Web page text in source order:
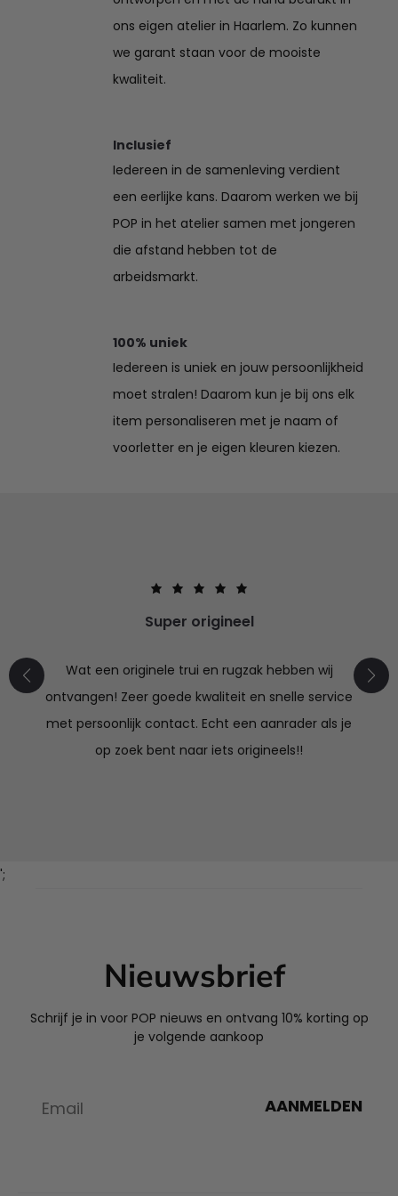
ons eigen atelier in Haarlem. Zo kunnen
we garant staan voor de mooiste
kwaliteit.
Inclusief
Iedereen in de samenleving verdient
een eerlijke kans. Daarom werken we bij
POP in het atelier samen met jongeren
die afstand hebben tot de
arbeidsmarkt.
100% uniek
Iedereen is uniek en jouw persoonlijkheid
moet stralen! Daarom kun je bij ons elk
item personaliseren met je naam of
voorletter en je eigen kleuren kiezen.
Super origineel
Wat een originele trui en rugzak hebben wij
ontvangen! Zeer goede kwaliteit en snelle service
met persoonlijk contact. Echt een aanrader als je
op zoek bent naar iets origineels!!
';
Nieuwsbrief
Schrijf je in voor POP nieuws en ontvang 10% korting op
je volgende aankoop
AANMELDEN